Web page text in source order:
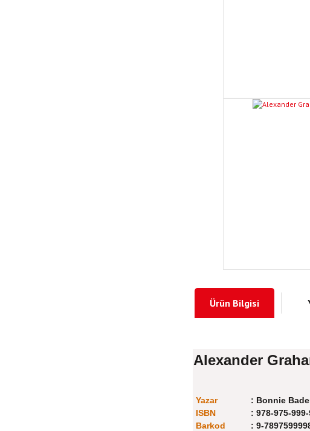
Ürün Bilgisi
Alexander
Yazar : Bonnie
ISBN
: 978-975-
Barkod
: 9-